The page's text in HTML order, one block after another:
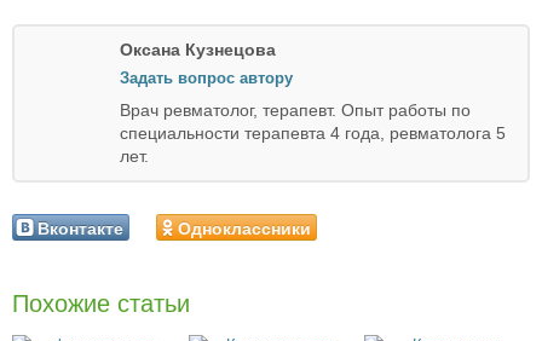
Оксана Кузнецова
Задать вопрос автору
Врач ревматолог, терапевт. Опыт работы по
специальности терапевта 4 года, ревматолога 5
лет.
Вконтакте Одноклассники
Похожие статьи